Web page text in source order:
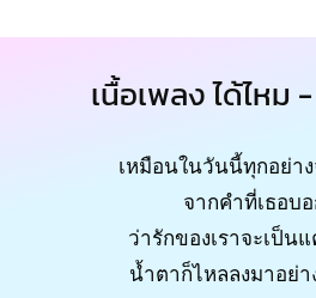
เนื้อเพลง ได้ไหม
เหมือนในวันนี้ทุกอย่าง
จากคำที่เธอบ
ว่ารักของเราจะเป็น
น้ำตาก็ไหลลงมาอย่